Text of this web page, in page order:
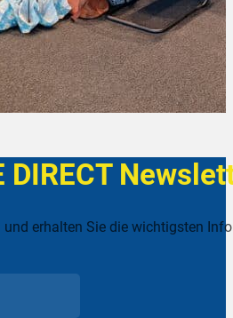
DIRECT
erhalten Sie die wichtigsten